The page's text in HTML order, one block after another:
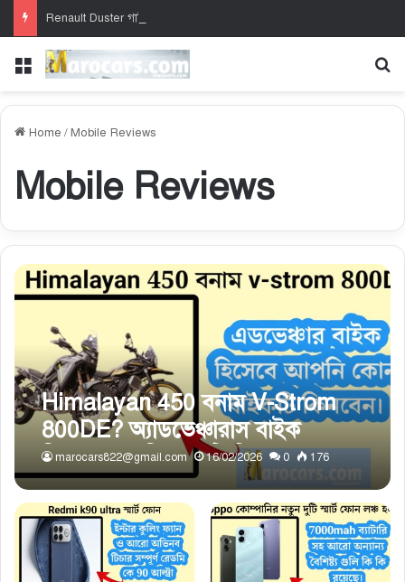
Renault Duster গাড়ির দাম ২০২৬ – নতুন দাম, ফিচার ও সম্পূর্ণ গাইড
Menu
Home /Mobile Reviews
Mobile Reviews
Himalayan 450 বনাম V-Strom
800DE? অ্যাডভেঞ্চারাস বাইক
হিসেবে আপনি কোনটি কিনবেন?
marocars822@gmail.com 16/02/2026 0 176